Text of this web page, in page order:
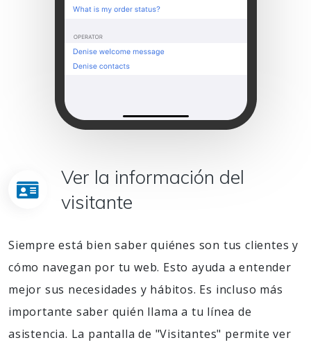
Ver la información del
visitante
Siempre está bien saber quiénes son tus clientes y
cómo navegan por tu web. Esto ayuda a entender
mejor sus necesidades y hábitos. Es incluso más
importante saber quién llama a tu línea de
asistencia. La pantalla de "Visitantes" permite ver